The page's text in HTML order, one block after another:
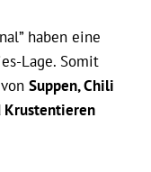
haben eine
Lage. Somit
Suppen, Chili
Krustentieren